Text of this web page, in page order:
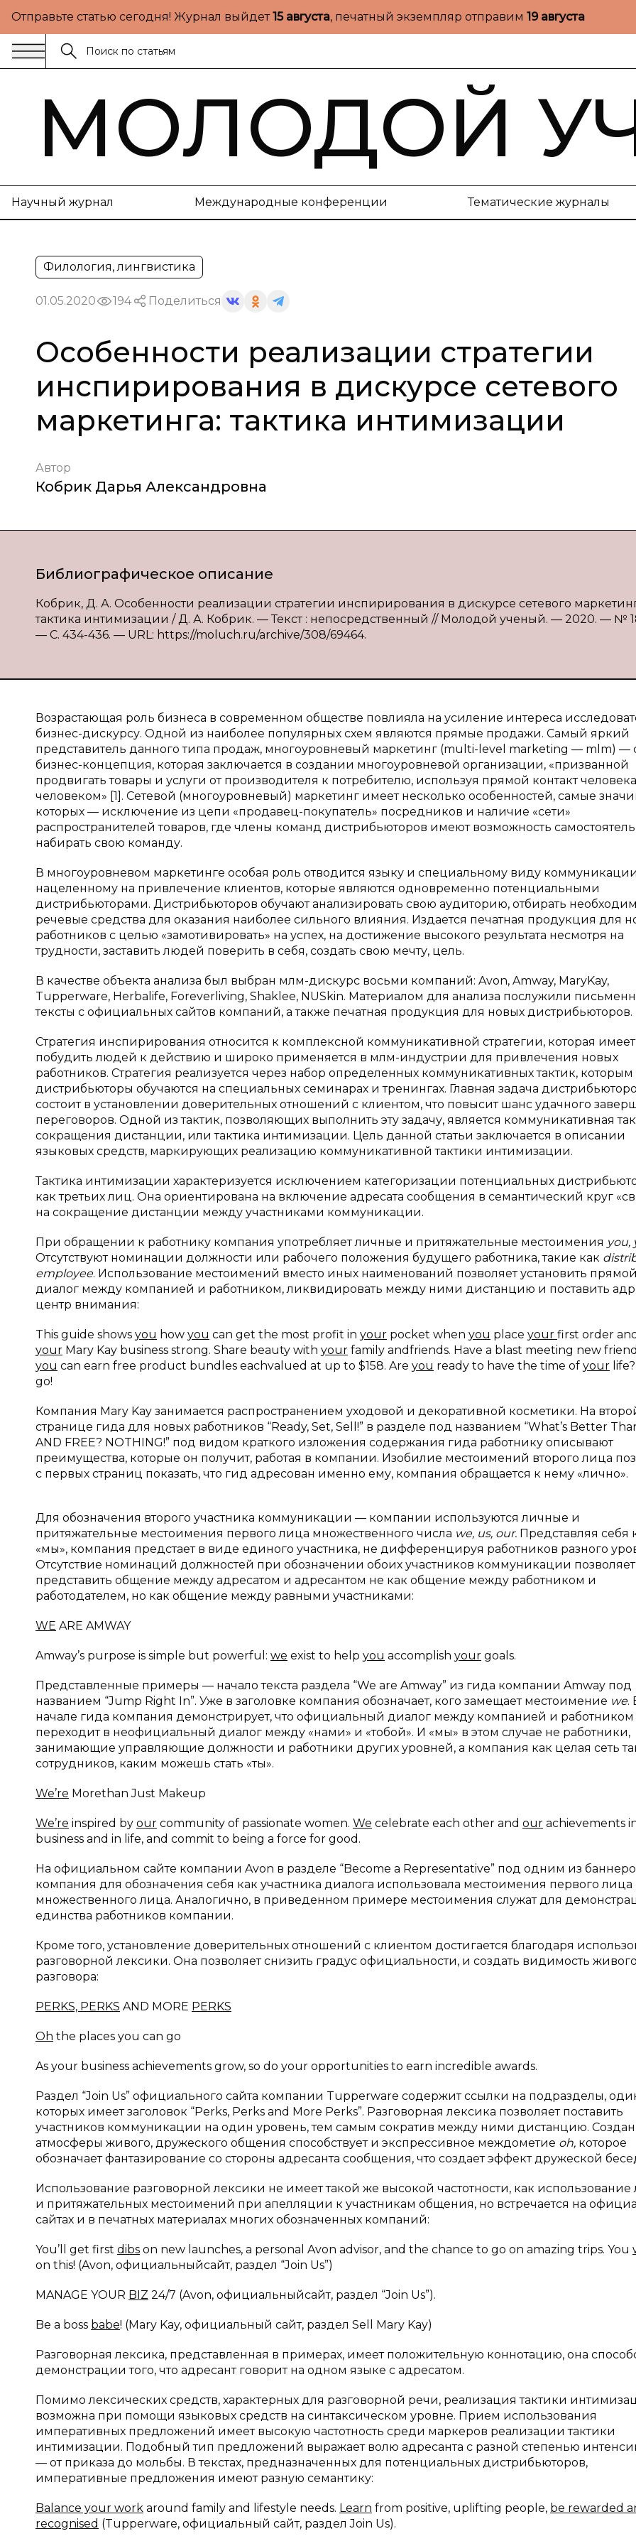
Отправьте статью сегодня! Журнал выйдет15 августа, печатный экземпляр отправим 19 августа
МОЛОДОЙ
Научный журнал Международные конференции Тематические журналы
Филология, лингвистика
01.05.2020 194 Поделиться
Особенности реализации стратегии
инспирирования в дискурсе сетевого
маркетинга: тактика интимизации
Автор
Кобрик Дарья Александровна
Библиографическое описание
Кобрик, Д. А. Особенности реализации стратегии инспирирования в дискурсе сетевого
тактика интимизации / Д. А. Кобрик. — Текст : непосредственный // Молодой ученый. — 2020. — №
— С. 434-436. — URL: https://moluch.ru/archive/308/69464.
Возрастающая роль бизнеса в современном обществе повлияла на усиление интереса
бизнес-дискурсу. Одной из наиболее популярных схем являются прямые продажи. Самый яркий
представитель данного типа продаж, многоуровневый маркетинг (multi-level marketing — mlm) —
бизнес-концепция, которая заключается в создании многоуровневой организации, «призванной
продвигать товары и услуги от производителя к потребителю, используя прямой контакт
человеком» [1]. Сетевой (многоуровневый) маркетинг имеет несколько особенностей, самые
которых — исключение из цепи «продавец-покупатель» посредников и наличие «сети»
распространителей товаров, где члены команд дистрибьюторов имеют возможность
набирать свою команду.
В многоуровневом маркетинге особая роль отводится языку и специальному виду
нацеленному на привлечение клиентов, которые являются одновременно потенциальными
дистрибьюторами. Дистрибьюторов обучают анализировать свою аудиторию, отбирать
речевые средства для оказания наиболее сильного влияния. Издается печатная продукция для
работников с целью «замотивировать» на успех, на достижение высокого результата несмотря на
трудности, заставить людей поверить в себя, создать свою мечту, цель.
В качестве объекта анализа был выбран млм-дискурс восьми компаний: Avon, Amway, MaryKay,
Tupperware, Herbalife, Foreverliving, Shaklee, NUSkin. Материалом для анализа послужили
тексты с официальных сайтов компаний, а также печатная продукция для новых дистрибьюторов.
Стратегия инспирирования относится к комплексной коммуникативной стратегии, которая
побудить людей к действию и широко применяется в млм-индустрии для привлечения новых
работников. Стратегия реализуется через набор определенных коммуникативных тактик, которым
дистрибьюторы обучаются на специальных семинарах и тренингах. Главная задача
состоит в установлении доверительных отношений с клиентом, что повысит шанс удачного
переговоров. Одной из тактик, позволяющих выполнить эту задачу, является коммуникативная
сокращения дистанции, или тактика интимизации. Цель данной статьи заключается в описании
языковых средств, маркирующих реализацию коммуникативной тактики интимизации.
Тактика интимизации характеризуется исключением категоризации потенциальных
как третьих лиц. Она ориентирована на включение адресата сообщения в семантический круг
на сокращение дистанции между участниками коммуникации.
При обращении к работнику компания употребляет личные и притяжательные местоимения you,
Отсутствуют номинации должности или рабочего положения будущего работника, такие как
employee. Использование местоимений вместо иных наименований позволяет установить прямой
диалог между компанией и работником, ликвидировать между ними дистанцию и поставить
центр внимания:
This guide shows you how you can get the most profit in your pocket when you place your first order
your Mary Kay business strong. Share beauty with your family andfriends. Have a blast meeting new
you can earn free product bundles eachvalued at up to $158. Are you ready to have the time of your
go!
Компания Mary Kay занимается распространением уходовой и декоративной косметики. На
странице гида для новых работников “Ready, Set, Sell!” в разделе под названием “What’s Better
AND FREE? NOTHING!” под видом краткого изложения содержания гида работнику описывают
преимущества, которые он получит, работая в компании. Изобилие местоимений второго лица
с первых страниц показать, что гид адресован именно ему, компания обращается к нему «лично».
Для обозначения второго участника коммуникации — компании используются личные и
притяжательные местоимения первого лица множественного числа we, us, our. Представляя себя
«мы», компания предстает в виде единого участника, не дифференцируя работников разного
Отсутствие номинаций должностей при обозначении обоих участников коммуникации позволяет
представить общение между адресатом и адресантом не как общение между работником и
работодателем, но как общение между равными участниками:
WE ARE AMWAY
Amway’s purpose is simple but powerful: we exist to help you accomplish your goals.
Представленные примеры — начало текста раздела “We are Amway” из гида компании Amway под
названием “Jump Right In”. Уже в заголовке компания обозначает, кого замещает местоимение we.
начале гида компания демонстрирует, что официальный диалог между компанией и работником
переходит в неофициальный диалог между «нами» и «тобой». И «мы» в этом случае не работники,
занимающие управляющие должности и работники других уровней, а компания как целая сеть
сотрудников, каким можешь стать «ты».
We’re Morethan Just Makeup
We’re inspired by our community of passionate women. We celebrate each other and our achievements
business and in life, and commit to being a force for good.
На официальном сайте компании Avon в разделе “Become a Representative” под одним из
компания для обозначения себя как участника диалога использовала местоимения первого лица
множественного лица. Аналогично, в приведенном примере местоимения служат для
единства работников компании.
Кроме того, установление доверительных отношений с клиентом достигается благодаря
разговорной лексики. Она позволяет снизить градус официальности, и создать видимость живого
разговора:
PERKS, PERKS AND MORE PERKS
Oh the places you can go
As your business achievements grow, so do your opportunities to earn incredible awards.
Раздел “Join Us” официального сайта компании Tupperware содержит ссылки на подразделы,
которых имеет заголовок “Perks, Perks and More Perks”. Разговорная лексика позволяет поставить
участников коммуникации на один уровень, тем самым сократив между ними дистанцию.
атмосферы живого, дружеского общения способствует и экспрессивное междометие oh, которое
обозначает фантазирование со стороны адресанта сообщения, что создает эффект дружеской
Использование разговорной лексики не имеет такой же высокой частотности, как
и притяжательных местоимений при апелляции к участникам общения, но встречается на
сайтах и в печатных материалах многих обозначенных компаний:
You’ll get first dibs on new launches, a personal Avon advisor, and the chance to go on amazing trips. You
on this! (Avon, официальныйсайт, раздел “Join Us”)
MANAGE YOUR BIZ 24/7 (Avon, официальныйсайт, раздел “Join Us”).
Be a boss babe! (Mary Kay, официальный сайт, раздел Sell Mary Kay)
Разговорная лексика, представленная в примерах, имеет положительную коннотацию, она
демонстрации того, что адресант говорит на одном языке с адресатом.
Помимо лексических средств, характерных для разговорной речи, реализация тактики
возможна при помощи языковых средств на синтаксическом уровне. Прием использования
императивных предложений имеет высокую частотность среди маркеров реализации тактики
интимизации. Подобный тип предложений выражает волю адресанта с разной степенью
— от приказа до мольбы. В текстах, предназначенных для потенциальных дистрибьюторов,
императивные предложения имеют разную семантику:
Balance your work around family and lifestyle needs. Learn from positive, uplifting people, be rewarded
recognised (Tupperware, официальный сайт, раздел Join Us).